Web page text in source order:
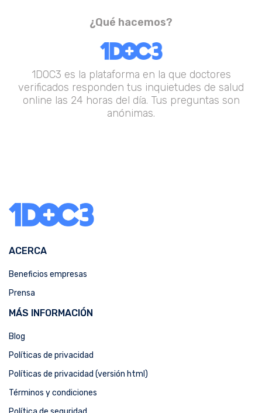
¿Qué hacemos?
1DOC3 es la plataforma en la que doctores
verificados responden tus inquietudes de salud
online las 24 horas del día. Tus preguntas son
anónimas.
ACERCA
Beneficios empresas
Prensa
MÁS INFORMACIÓN
Blog
Políticas de privacidad
Políticas de privacidad (versión html)
Términos y condiciones